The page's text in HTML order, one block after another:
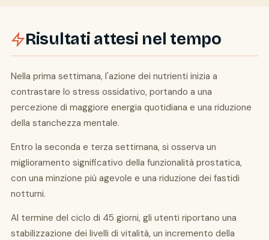
Risultati attesi nel tempo
Nella prima settimana, l'azione dei nutrienti inizia a
contrastare lo stress ossidativo, portando a una
percezione di maggiore energia quotidiana e una riduzione
della stanchezza mentale.
Entro la seconda e terza settimana, si osserva un
miglioramento significativo della funzionalità prostatica,
con una minzione più agevole e una riduzione dei fastidi
notturni.
Al termine del ciclo di 45 giorni, gli utenti riportano una
stabilizzazione dei livelli di vitalità, un incremento della